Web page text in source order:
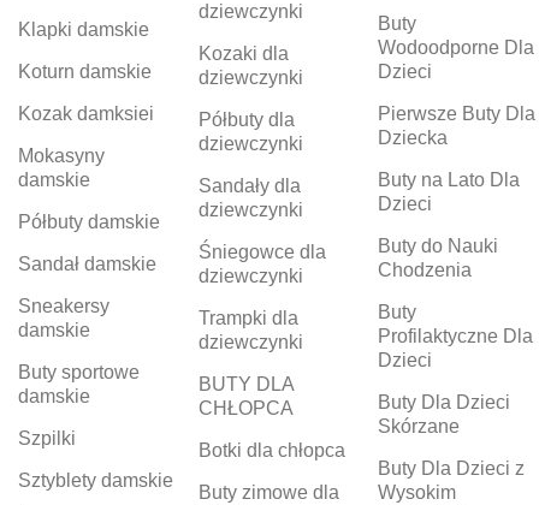
Klapki damskie
Koturn damskie
Kozak damksiei
Mokasyny
damskie
Półbuty damskie
Sandał damskie
Sneakersy
damskie
Buty sportowe
damskie
Szpilki
Sztyblety damskie
dziewczynki
Kozaki dla
dziewczynki
Półbuty dla
dziewczynki
Sandały dla
dziewczynki
Śniegowce dla
dziewczynki
Trampki dla
dziewczynki
BUTY DLA
CHŁOPCA
Botki dla chłopca
Buty zimowe dla
Buty
Wodoodporne Dla
Dzieci
Pierwsze Buty Dla
Dziecka
Buty na Lato Dla
Dzieci
Buty do Nauki
Chodzenia
Buty
Profilaktyczne Dla
Dzieci
Buty Dla Dzieci
Skórzane
Buty Dla Dzieci z
Wysokim